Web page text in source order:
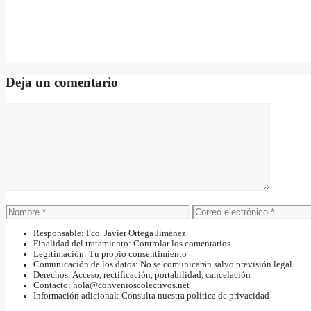
Deja un comentario
Nombre
Correo
electrónico
Responsable: Fco. Javier Ortega Jiménez
Finalidad del tratamiento: Controlar los comentarios
Legitimación: Tu propio consentimiento
Comunicación de los datos: No se comunicarán salvo previsión legal
Derechos: Acceso, rectificación, portabilidad, cancelación
Contacto: hola@convenioscolectivos.net
Información adicional: Consulta nuestra política de privacidad